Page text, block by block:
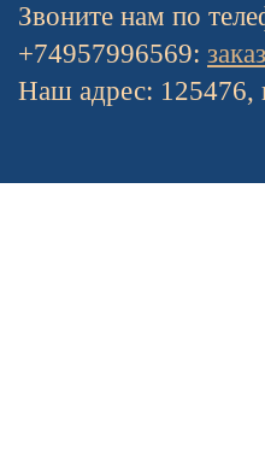
Звоните нам по
+74957996569:
Наш адрес: 125476,